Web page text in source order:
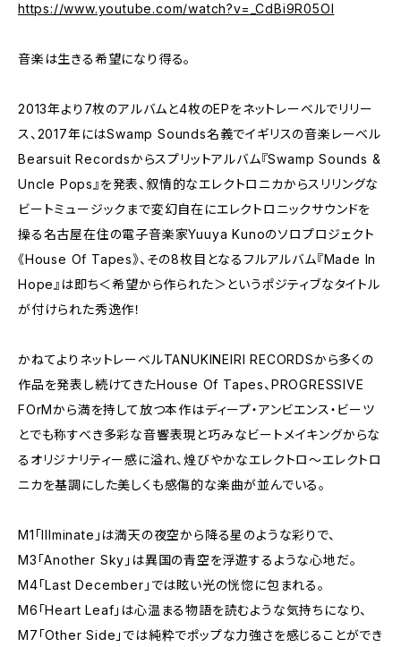
https://www.youtube.com/watch?v=_CdBi9R05OI
音楽は生きる希望になり得る。
2013年より7枚のアルバムと4枚のEPをネットレーベルでリリー
ス、2017年にはSwamp Sounds名義でイギリスの音楽レーベル
Bearsuit Recordsからスプリットアルバム『Swamp Sounds &
Uncle Pops』を発表、叙情的なエレクトロニカからスリリングな
ビートミュージックまで変幻自在にエレクトロニックサウンドを
操る名古屋在住の電子音楽家Yuuya Kunoのソロプロジェクト
《House Of Tapes》、その8枚目となるフルアルバム『Made In
Hope』は即ち＜希望から作られた＞というポジティブなタイトル
が付けられた秀逸作！
かねてよりネットレーベルTANUKINEIRI RECORDSから多くの
作品を発表し続けてきたHouse Of Tapes、PROGRESSIVE
FOrMから満を持して放つ本作はディープ・アンビエンス・ビーツ
とでも称すべき多彩な音響表現と巧みなビートメイキングからな
るオリジナリティー感に溢れ、煌びやかなエレクトロ～エレクトロ
ニカを基調にした美しくも感傷的な楽曲が並んでいる。
M1「Illminate」は満天の夜空から降る星のような彩りで、
M3「Another Sky」は異国の青空を浮遊するような心地だ。
M4「Last December」では眩い光の恍惚に包まれる。
M6「Heart Leaf」は心温まる物語を読むような気持ちになり、
M7「Other Side」では純粋でポップな力強さを感じることができ